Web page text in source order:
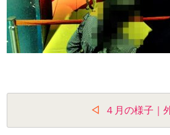
稿
４月の様子｜